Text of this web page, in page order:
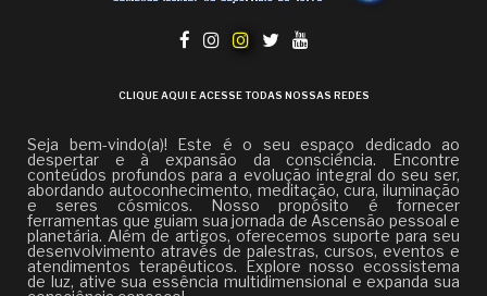
CLIQUE AQUI E ACESSE TODAS NOSSAS REDES
Seja bem-vindo(a)! Este é o seu espaço dedicado ao
despertar e à expansão da consciência. Encontre
conteúdos profundos para a evolução integral do seu ser,
abordando autoconhecimento, meditação, cura, iluminação
e seres cósmicos. Nosso propósito é fornecer
ferramentas que guiam sua jornada de Ascensão pessoal e
planetária. Além de artigos, oferecemos suporte para seu
desenvolvimento através de palestras, cursos, eventos e
atendimentos terapêuticos. Explore nosso ecossistema
de luz, ative sua essência multidimensional e expanda sua